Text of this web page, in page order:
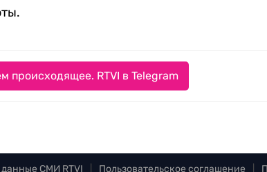
происходящее. RTVI в Telegram
СМИ RTVI Пользовательское соглашение